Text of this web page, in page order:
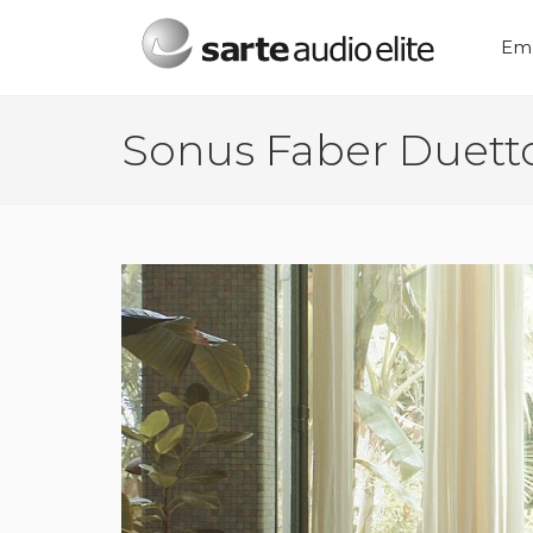
Menú principal
Sonus Faber